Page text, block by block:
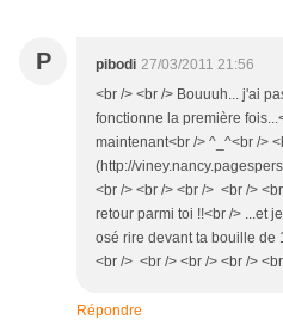
P pibodi 27/03/2011 21:56
<br /> <br /> Bouuuh... j'ai
fonctionne la première
maintenant<br /> ^_^<br />
(http://
<br /> <br /> <br /> <br />
retour parmi toi !!<br /> ...et
osé rire devant ta bouille de
<br /> <br /> <br /> <br />
Répondre